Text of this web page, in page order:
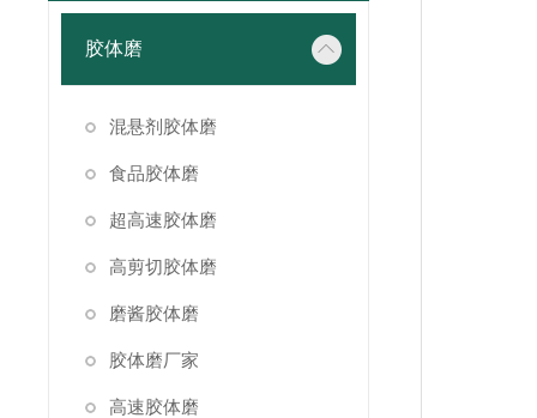
胶体磨
混悬剂胶体磨
食品胶体磨
超高速胶体磨
高剪切胶体磨
磨酱胶体磨
胶体磨厂家
高速胶体磨